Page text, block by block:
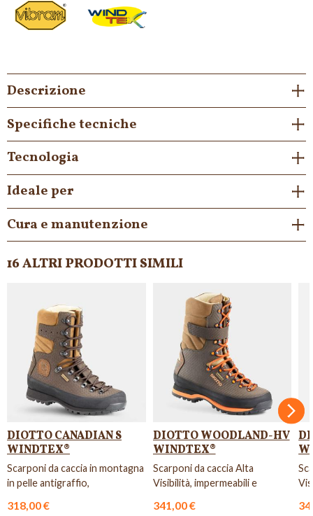
Descrizione
Specifiche tecniche
Tecnologia
Ideale per
Cura e manutenzione
16 ALTRI PRODOTTI SIMILI
DIOTTO CANADIAN S
WINDTEX®
Scarponi da caccia in montagna
in pelle antigraffio,
318,00 €
DIOTTO WOODLAND-HV
WINDTEX®
Scarponi da caccia Alta
Visibilità, impermeabili e
341,00 €